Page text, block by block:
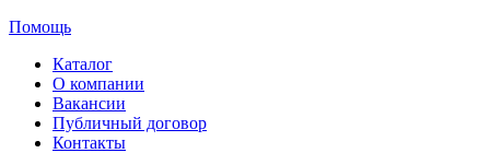
Помощь
Каталог
О компании
Вакансии
Публичный договор
Контакты